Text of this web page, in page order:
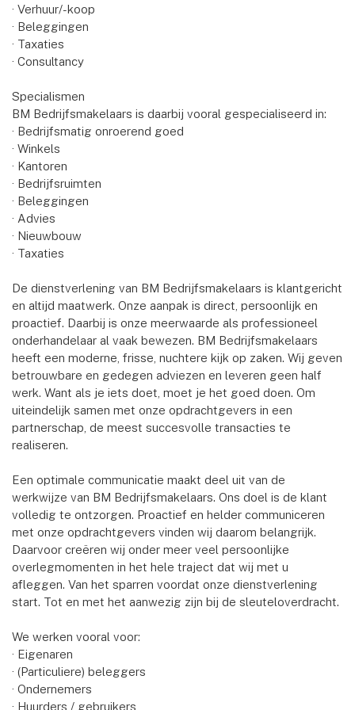
· Verhuur/-koop
· Beleggingen
· Taxaties
· Consultancy
Specialismen
BM Bedrijfsmakelaars is daarbij vooral gespecialiseerd in:
· Bedrijfsmatig onroerend goed
· Winkels
· Kantoren
· Bedrijfsruimten
· Beleggingen
· Advies
· Nieuwbouw
· Taxaties
De dienstverlening van BM Bedrijfsmakelaars is klantgericht
en altijd maatwerk. Onze aanpak is direct, persoonlijk en
proactief. Daarbij is onze meerwaarde als professioneel
onderhandelaar al vaak bewezen. BM Bedrijfsmakelaars
heeft een moderne, frisse, nuchtere kijk op zaken. Wij geven
betrouwbare en gedegen adviezen en leveren geen half
werk. Want als je iets doet, moet je het goed doen. Om
uiteindelijk samen met onze opdrachtgevers in een
partnerschap, de meest succesvolle transacties te
realiseren.
Een optimale communicatie maakt deel uit van de
werkwijze van BM Bedrijfsmakelaars. Ons doel is de klant
volledig te ontzorgen. Proactief en helder communiceren
met onze opdrachtgevers vinden wij daarom belangrijk.
Daarvoor creëren wij onder meer veel persoonlijke
overlegmomenten in het hele traject dat wij met u
afleggen. Van het sparren voordat onze dienstverlening
start. Tot en met het aanwezig zijn bij de sleuteloverdracht.
We werken vooral voor:
· Eigenaren
· (Particuliere) beleggers
· Ondernemers
· Huurders / gebruikers